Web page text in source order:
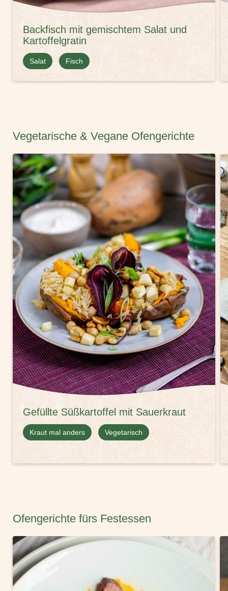
Backfisch mit gemischtem Salat und
Kartoffelgratin
Salat Fisch
Vegetarische & Vegane Ofengerichte
Gefüllte Süßkartoffel mit Sauerkraut
Kraut mal anders Vegetarisch
Ofengerichte fürs Festessen